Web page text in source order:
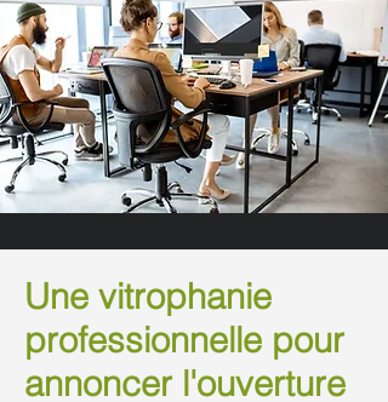
Une vitrophanie
professionnelle pour
annoncer l'ouverture